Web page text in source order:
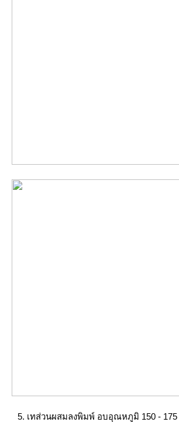
5. เทส่วนผสมลงพิมพ์ อบอุณหภูมิ 150 - 175